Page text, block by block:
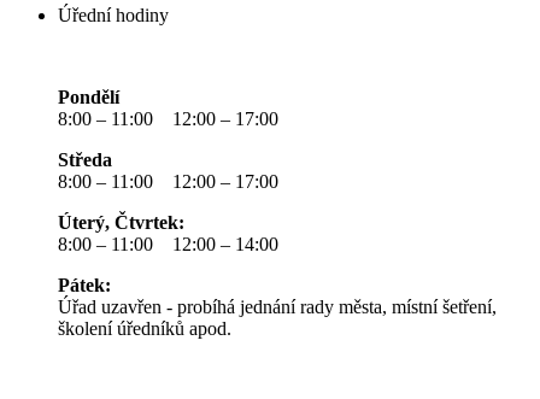
Úřední hodiny
Pondělí
8:00 – 11:00 12:00 – 17:00
Středa
8:00 – 11:00 12:00 – 17:00
Úterý, Čtvrtek:
8:00 – 11:00 12:00 – 14:00
Pátek:
Úřad uzavřen - probíhá jednání rady města, místní šetření,
školení úředníků apod.